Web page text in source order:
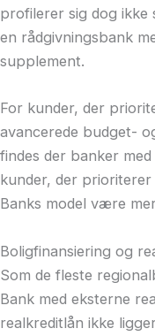
profilerer sig dog ikke
en rådgivningsbank
supplement.
For kunder, der
avancerede budget-
findes der banker
kunder, der
Banks model være
Boligfinansiering og
Som de fleste
Bank med eksterne
realkreditlån ikke